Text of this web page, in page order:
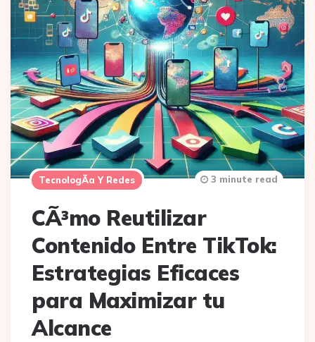
TecnologÃ­a Y Redes
CÃ³mo Reutilizar
Contenido Entre TikTok:
Estrategias Eficaces
para Maximizar tu
Alcance
3 minute read